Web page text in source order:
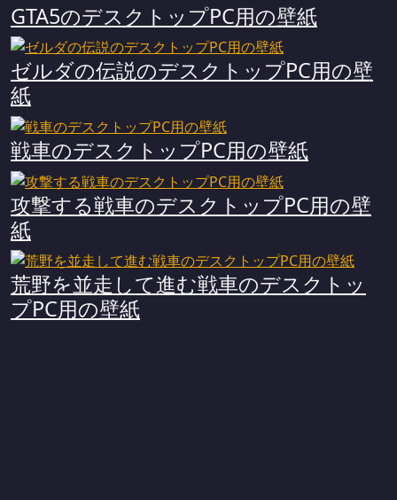
GTA5のデスクトップPC用の壁紙
ゼルダの伝説のデスクトップPC用の壁
紙
戦車のデスクトップPC用の壁紙
攻撃する戦車のデスクトップPC用の壁
紙
荒野を並走して進む戦車のデスクトッ
プPC用の壁紙